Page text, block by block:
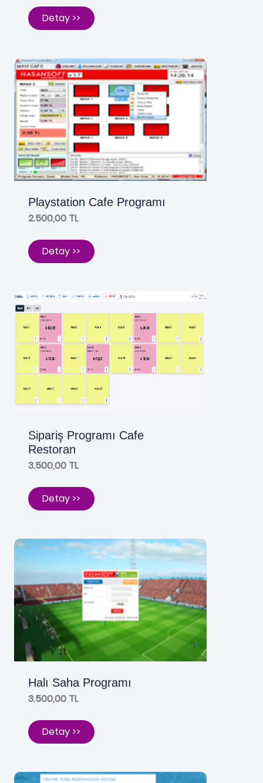
Detay >>
Playstation Cafe Programı
2.500,00 TL
Detay >>
Sipariş Programı Cafe
Restoran
3.500,00 TL
Detay >>
Halı Saha Programı
3.500,00 TL
Detay >>